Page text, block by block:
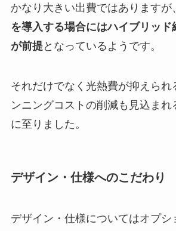
かなり大きい出費ではありますが、
を導入する場合にはハイブリッド
が前提となっているようです。
それだけでなく光熱費が抑えられ
ンニングコストの削減も見込まれ
に至りました。
デザイン・仕様へのこだわり
デザイン・仕様についてはオプシ